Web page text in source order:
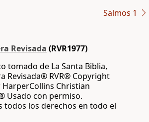
Salmos 1
Revisada (RVR1977)
tomado de La Santa Biblia,
Revisada® RVR® Copyright
Christian
Usado con permiso.
todos los derechos en todo el